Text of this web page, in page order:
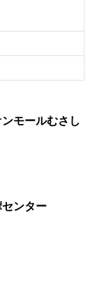
モールむさし
ンター